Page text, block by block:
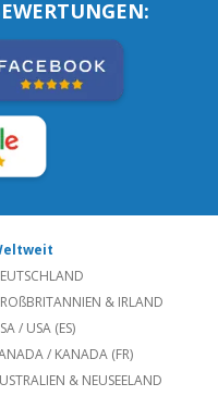
& IRLAND
/ USA (ES)
/ KANADA (FR)
& NEUSEELAND